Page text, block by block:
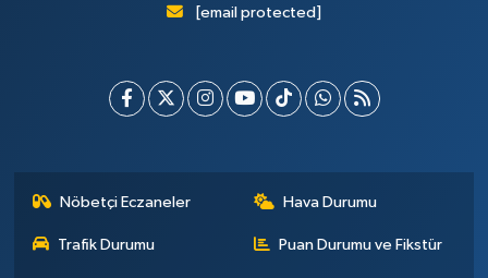
[email protected]
Nöbetçi Eczaneler Hava Durumu
Trafik Durumu Puan Durumu ve Fikstür